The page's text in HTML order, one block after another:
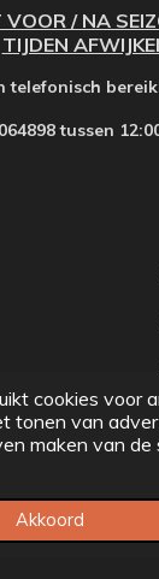
cookies voor
tonen van
maken van de
Akkoord
/ NA
TIJDEN
tussen